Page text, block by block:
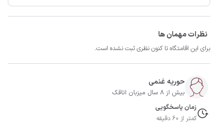
نظرات مهمان ها
برای این اقامتگاه تا کنون نظری ثبت نشده است.
حوریه غنمی
بیش از 8 سال میزبان اتاقک
زمان پاسخگویی
کمتر از 60 دقیقه